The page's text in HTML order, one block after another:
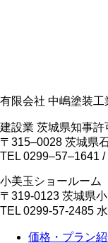
有限会社 中嶋塗装工
建設業 茨城県知事
〒315‒0028 茨城県
TEL 0299‒57‒1641
小美玉ショールーム
〒319-0123 茨城県
TEL 0299-57-2485
価格・プラン